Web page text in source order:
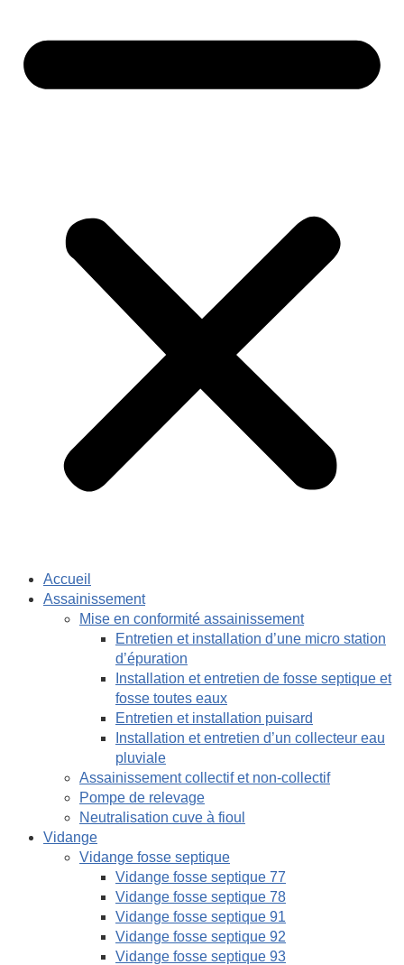
Accueil
Assainissement
Mise en conformité assainissement
Entretien et installation d’une micro station
d’épuration
Installation et entretien de fosse septique et
fosse toutes eaux
Entretien et installation puisard
Installation et entretien d’un collecteur eau
pluviale
Assainissement collectif et non-collectif
Pompe de relevage
Neutralisation cuve à fioul
Vidange
Vidange fosse septique
Vidange fosse septique 77
Vidange fosse septique 78
Vidange fosse septique 91
Vidange fosse septique 92
Vidange fosse septique 93